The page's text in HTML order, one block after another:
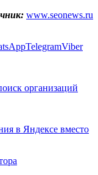
www.seonews.ru
TelegramViber
организаций
в Яндексе вместо